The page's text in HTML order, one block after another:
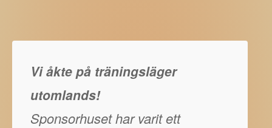
Vi åkte på träningsläger
utomlands!
Sponsorhuset har varit ett